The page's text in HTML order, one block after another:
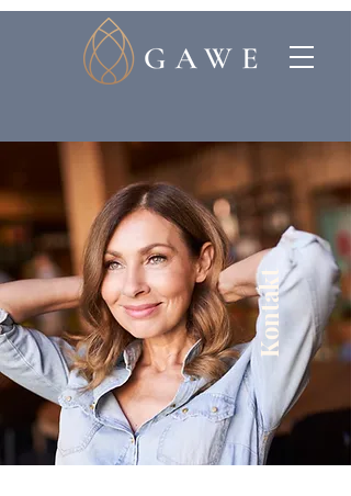
Kontakt